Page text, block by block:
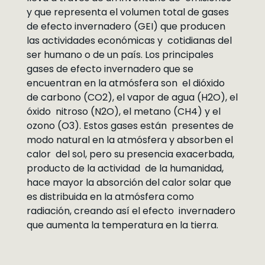
y que representa el volumen total de gases
de efecto invernadero (GEI) que producen
las actividades económicas y cotidianas del
ser humano o de un país. Los principales
gases de efecto invernadero que se
encuentran en la atmósfera son el dióxido
de carbono (CO2), el vapor de agua (H2O), el
óxido nitroso (N2O), el metano (CH4) y el
ozono (O3). Estos gases están presentes de
modo natural en la atmósfera y absorben el
calor del sol, pero su presencia exacerbada,
producto de la actividad de la humanidad,
hace mayor la absorción del calor solar que
es distribuida en la atmósfera como
radiación, creando así el efecto invernadero
que aumenta la temperatura en la tierra.